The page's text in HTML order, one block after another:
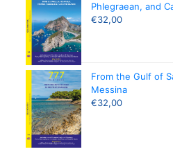
Phlegraean, and
€32,00
From the Gulf of
Messina
€32,00